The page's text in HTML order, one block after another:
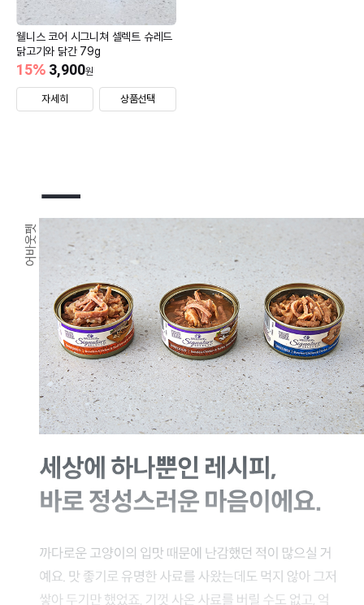
웰니스 코어 시그니쳐 셀렉트 슈레드
닭고기와 닭간 79g
3,900원
15%
자세히 상품선택